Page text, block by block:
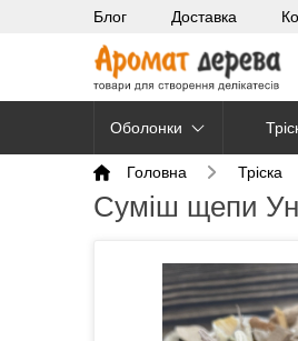
Блог Доставка
Оболонки
Головна Тріска
Суміш щепи